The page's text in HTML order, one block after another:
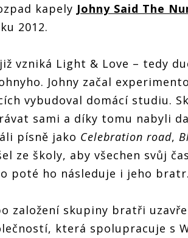
kapely Johny Said The
2012.
vzniká Light & Love – tedy
Johny začal
vybudoval domácí studiu.
sami a díky tomu nabyli
písně jako Celebration road,
ze školy, aby všechen svůj
poté ho následuje i jeho bratr.
založení skupiny bratři
která spolupracuje s